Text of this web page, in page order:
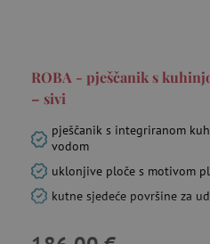
ROBA - pješčanik s
– sivi
pješčanik s integriranom
vodom
uklonjive ploče s motivom
kutne sjedeće površine za